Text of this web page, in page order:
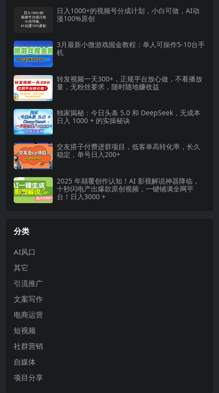
日入1000+的视频号分成计划，小白可做，AI动
漫100%原创
3月最新小微游戏掘金教程：单人可操作5-10台手
机
转发视频一天300+，正规平台放心做，不看播放
量，无粉丝要求，随时随地赚收益
独家揭秘：今日头条 5.0 和 DeepSeek，无成本
日入 1000 + 的实操秘诀
交友搭子付费进群项目，低客单高转化率，长久
稳定，单号日入200+
2025 年颠覆创作认知！AI 影视解说神器降临，
十秒闪电产出爆款原创视频，一键铺满全网平
台！日入3000 +
分类
AI风口
其它
引流推广
文案写作
电商运营
短视频
社群营销
自媒体
项目分享